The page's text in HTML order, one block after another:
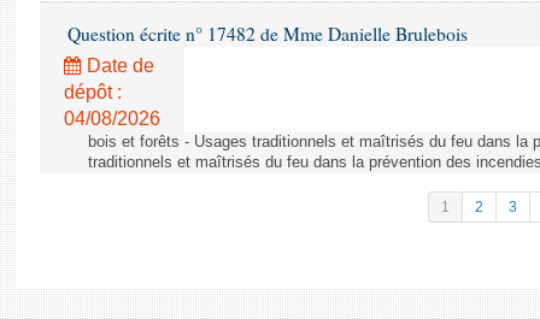
Question écrite n° 17482 de Mme Danielle Brulebois
Date de
dépôt :
04/08/2026
bois et forêts - Usages traditionnels et maîtrisés du feu dans la
traditionnels et maîtrisés du feu dans la prévention des
1 2 3